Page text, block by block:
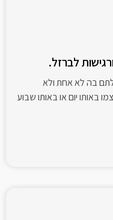
בה לא אחת ולא
באותו יום או באותו שבוע